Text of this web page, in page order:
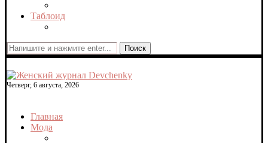
Таблоид
Поиск
Четверг, 6 августа, 2026
Главная
Мода